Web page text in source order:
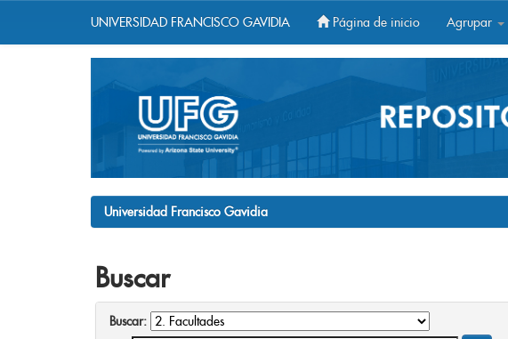
UNIVERSIDAD FRANCISCO GAVIDIA Página de inicio Agrupar
Universidad Francisco Gavidia
Buscar
Buscar: